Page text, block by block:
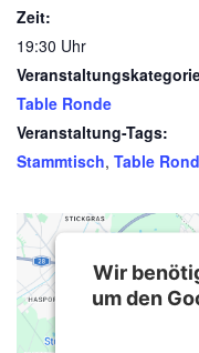
Zeit:
19:30 Uhr
Table Ronde
Veranstaltung-Tags:
Stammtisch, Table
Wir
um den